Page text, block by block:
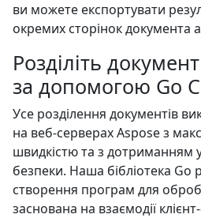
ви можете експортувати
окремих сторінок документа
Розділіть
за допомогою Go
Усе розділення документів
на веб-серверах Aspose з
швидкістю та з дотриманням
безпеки. Наша бібліотека Go
створення програм для
заснована на взаємодії